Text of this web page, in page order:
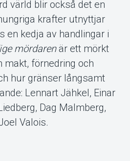
värld blir också det en
krafter utnyttjar
en kedja av handlingar i
mördarenär ett mörkt
makt, förnedring och
hur gränser långsamt
Lennart Jähkel, Einar
Dag Malmberg,
Valois.